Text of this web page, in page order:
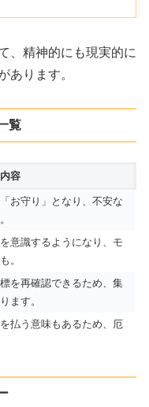
、精神的にも現実的に
あります。
覧
内容
お守り」となり、不安な
意識するようになり、モ
。
を再確認できるため、集
ます。
払う意味もあるため、厄